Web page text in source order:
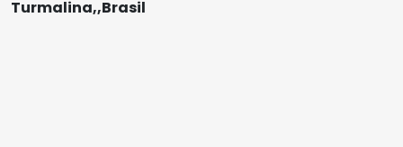
Turmalina,,Brasil